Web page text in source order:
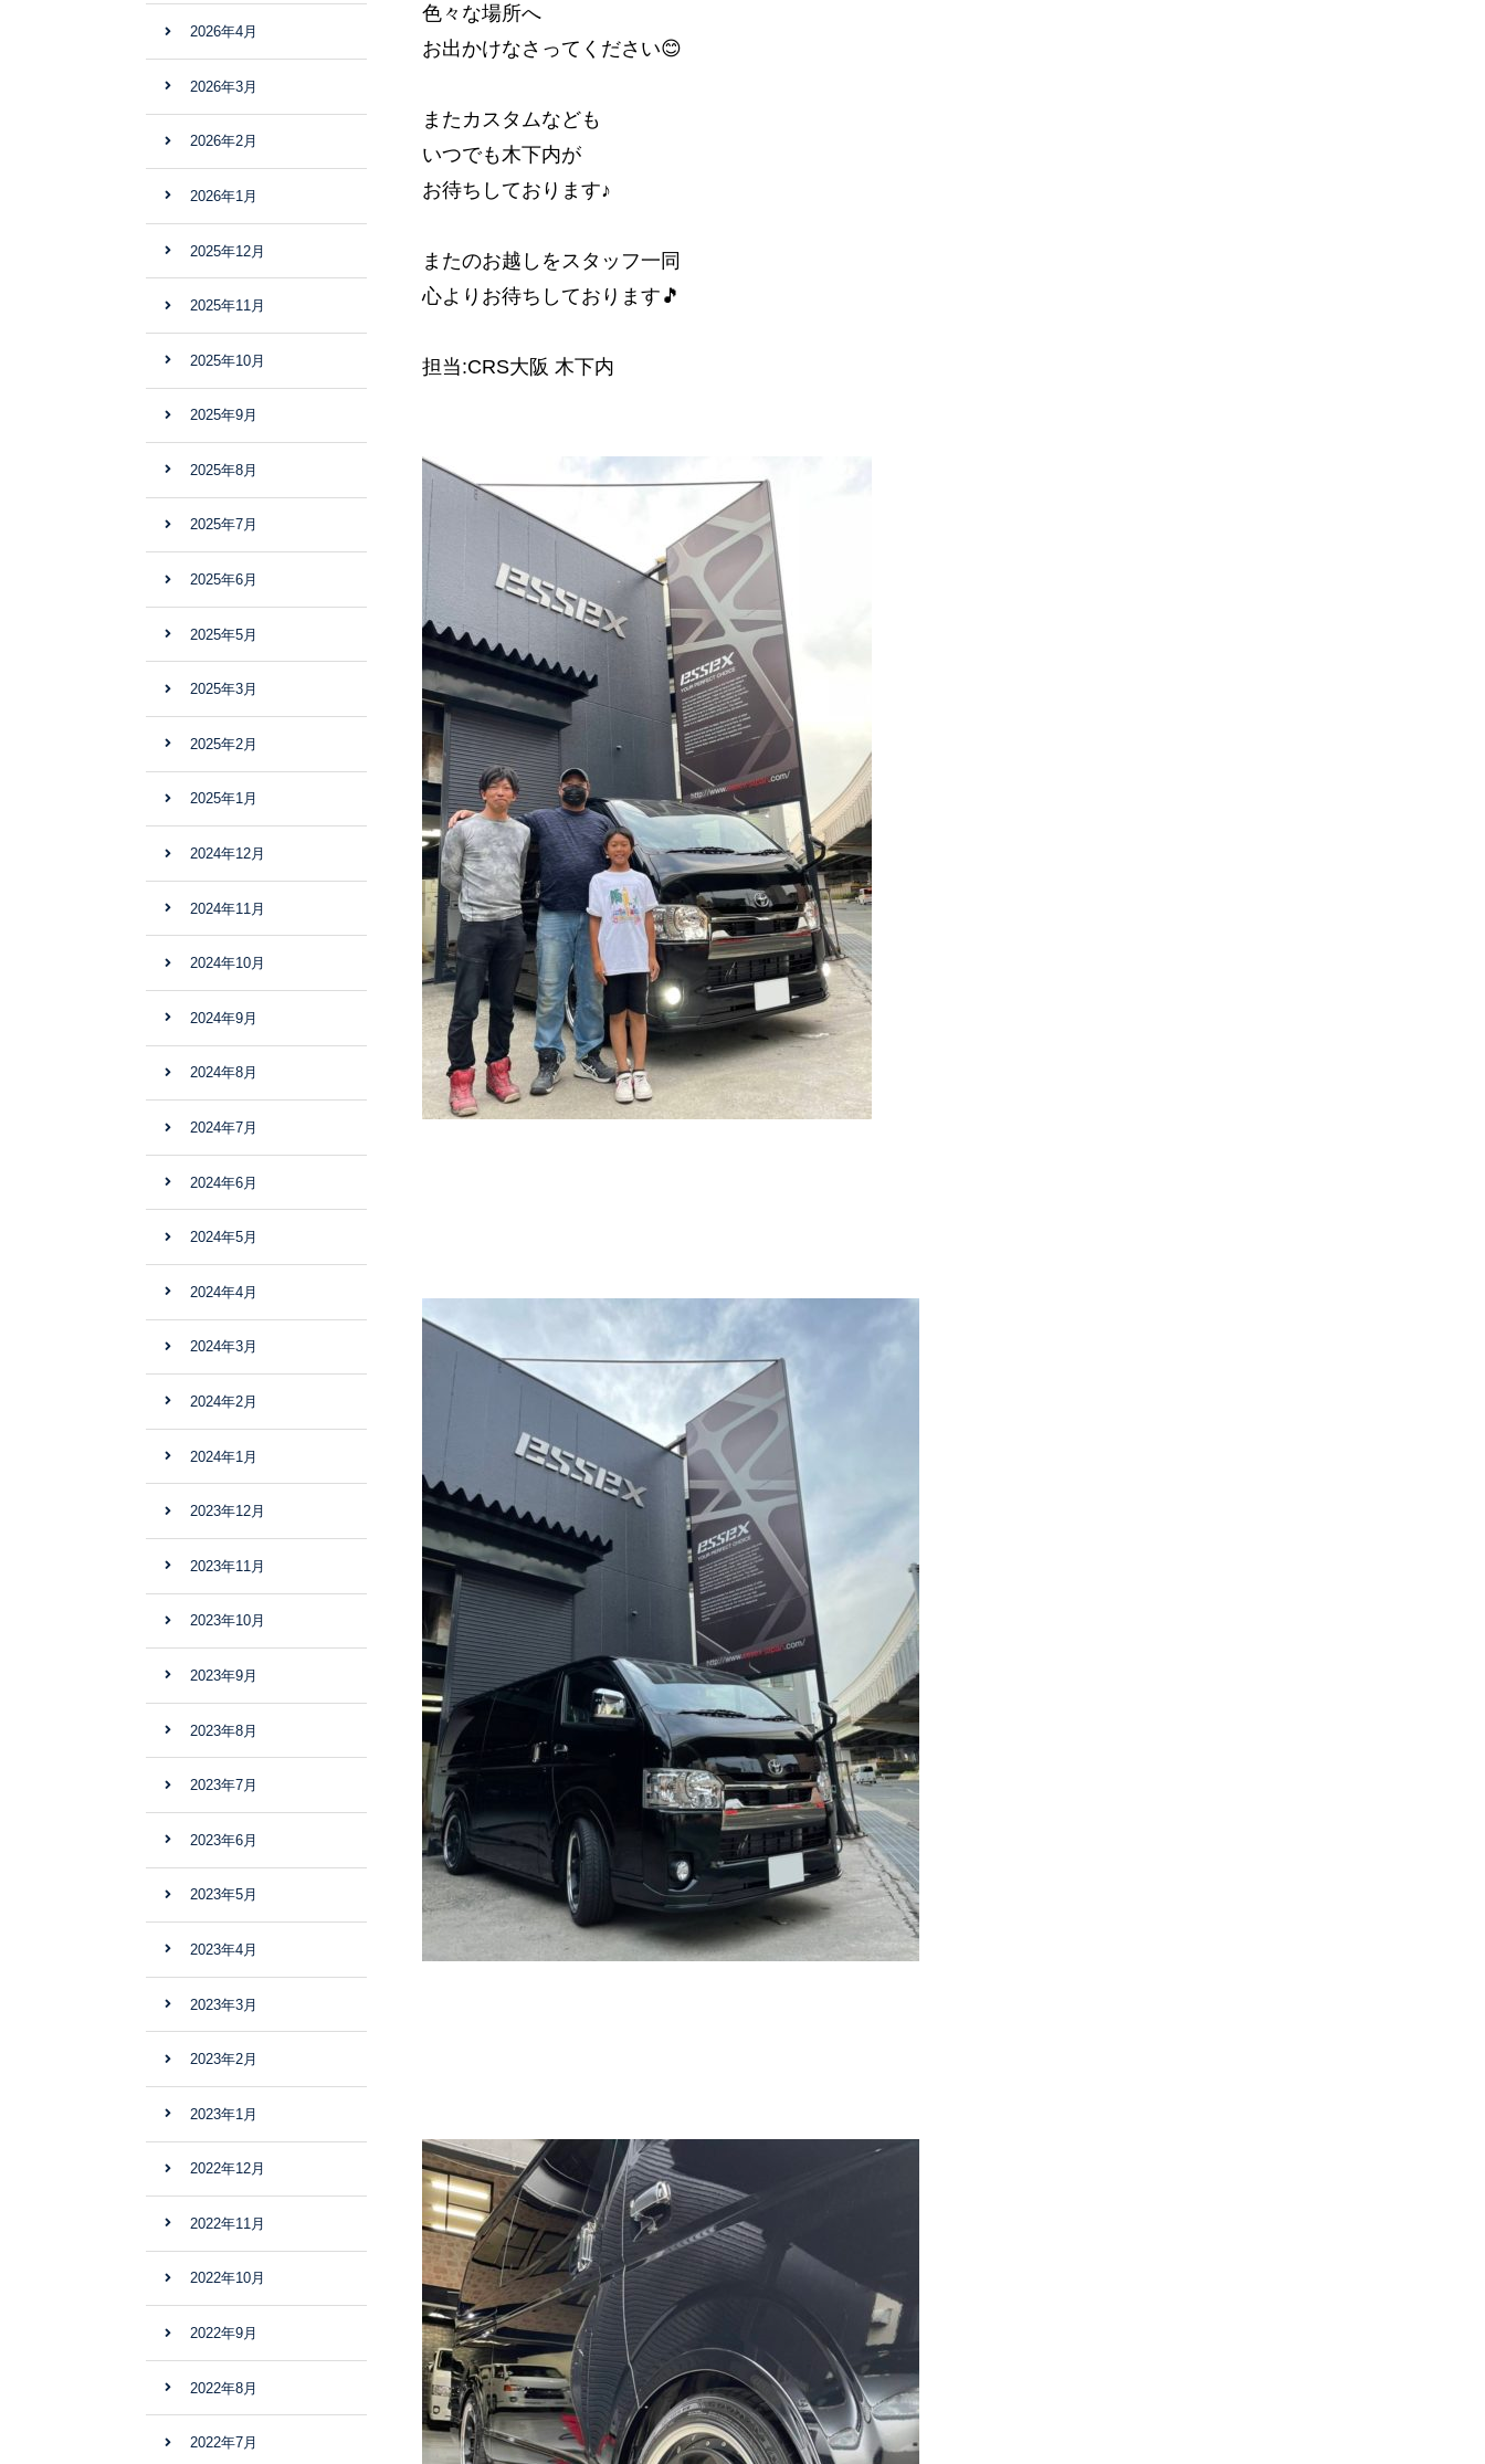
色々な場所へ
お出かけなさってください😊
またカスタムなども
いつでも木下内が
お待ちしております♪
またのお越しをスタッフ一同
心よりお待ちしております🎵
担当:CRS大阪 木下内
2026年4月
2026年3月
2026年2月
2026年1月
2025年12月
2025年11月
2025年10月
2025年9月
2025年8月
2025年7月
2025年6月
2025年5月
2025年3月
2025年2月
2025年1月
2024年12月
2024年11月
2024年10月
2024年9月
2024年8月
2024年7月
2024年6月
2024年5月
2024年4月
2024年3月
2024年2月
2024年1月
2023年12月
2023年11月
2023年10月
2023年9月
2023年8月
2023年7月
2023年6月
2023年5月
2023年4月
2023年3月
2023年2月
2023年1月
2022年12月
2022年11月
2022年10月
2022年9月
2022年8月
2022年7月